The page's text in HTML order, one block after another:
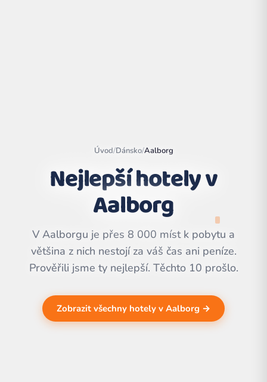
Leaflet
OpenStreetMap
contributors | ©
CARTO
Úvod/Dánsko/Aalborg
Nejlepší hotely v
Aalborg
V Aalborgu je přes 8 000 míst k pobytu a
většina z nich nestojí za váš čas ani peníze.
Prověřili jsme ty nejlepší. Těchto 10 prošlo.
Zobrazit všechny hotely v Aalborg →